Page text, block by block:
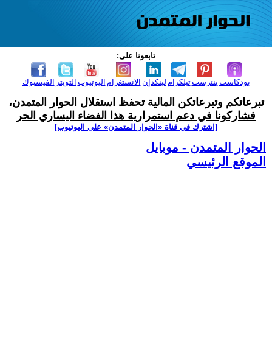
تابعونا على:
الفيسبوك التويتر اليوتيوب الانستغرام لينكدإن تيلكرامبنترست بودكاست
تبرعاتكم وتبرعاتكن المالية تحفظ استقلال الحوار المتمدن،
فشاركونا في دعم استمرارية هذا الفضاء اليساري الحر
[اشترك في قناة ‫«الحوار المتمدن» على اليوتيوب]
الحوار المتمدن - موبايل
الموقع الرئيسي